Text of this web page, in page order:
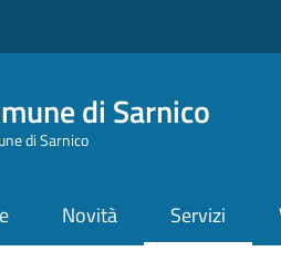
di Sarnico
di Sarnico
Novità Servizi